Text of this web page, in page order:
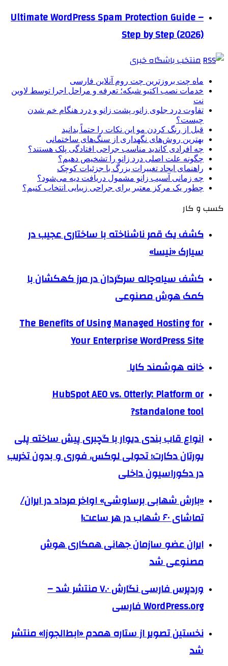
Ultimate WordPress Spam Protection Guide –
Step by Step (2026)
منتخب باشگاه خبری
ماه چت بروزترین چت روم آنلاین فارسی
خدمات نصب اکتیو شبکه؛ تعرفه و مراحل اجرا توسط لاوین
نت
تفاوت درد جلوی زانو، پشت زانو و درد هنگام خم شدن
چیست؟
قبل از رنگ کردن مو این نکات را حتماً بدانید
بهترین روش‌های نگهداری از سنگ‌های ساختمانی
چه افرادی کاندید مناسب جراحی افتادگی پلک هستند؟
چگونه علت اصلی درد زانو را تشخیص دهیم؟
راهنمای ایجاد تغییرات بزرگ با جزئیات کوچک
چه زمانی آسیب زانو مشمول دریافت دیه می‌شود؟
چطور یک مرکز معتبر برای جراحی زیبایی انتخاب کنیم؟
کسب و کار
کشف یک قمر ناشناخته با ساختاری عجیب در
سیارک «نیسا»
کشف سیاه‌چاله سرگردان در مرز کهکشان با
کمک هوش مصنوعی
The Benefits of Using Managed Hosting for
Your Enterprise WordPress Site
خانه هوشمند کایا
HubSpot AEO vs. Otterly: Platform or
standalone tool?
انواع قاب بندی دیوار با گچبری پیش ساخته پلی
یورتان دکارت؛ تحولی لوکس، فوری و بدون تخریب
در دکوراسیون داخلی
«بارش شهابی برساوشی» اواخر مرداد در ایران/
تماشای ۶۰ شهاب در هر ساعت!
ایران عضو سازمان جهانی همکاری هوش
مصنوعی شد
وردپرس فارسی نگارش ۷.۰ منتشر شد –
WordPress.org فارسی
نخستین تصویر از ستاره همدم «ابط‌الجوزا» منتشر
شد